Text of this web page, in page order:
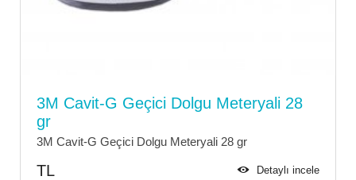
3M Cavit-G Geçici Dolgu Meteryali 28
gr
3M Cavit-G Geçici Dolgu Meteryali 28 gr
TL Detaylı incele